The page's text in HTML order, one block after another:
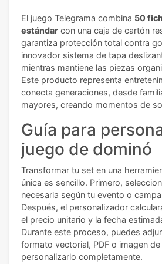
El juego Telegrama combina 50
estándar con una caja de cartón
garantiza protección total contra
innovador sistema de tapa
mientras mantiene las piezas
Este producto representa
conecta generaciones, desde
mayores, creando momentos de
Guía para
juego de dominó
Transformar tu set en una
única es sencillo. Primero,
necesaria según tu evento o
Después, el personalizador
el precio unitario y la fecha
Durante este proceso, puedes
formato vectorial, PDF o imagen
personalizarlo completamente.